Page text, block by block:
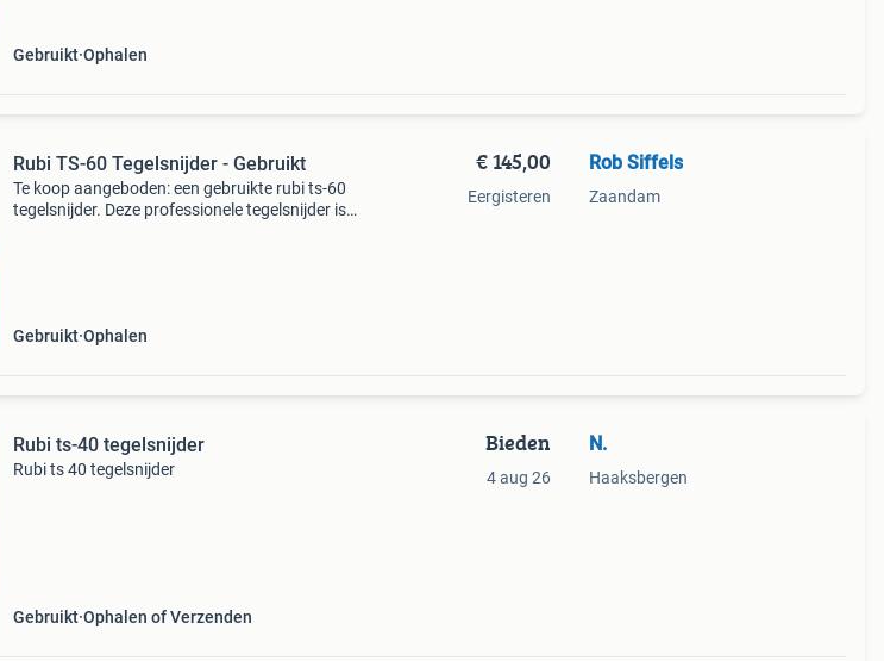
Gebruikt Ophalen
Rubi TS-60 Tegelsnijder - Gebruikt
Te koop aangeboden: een gebruikte rubi ts-60
tegelsnijder. Deze professionele tegelsnijder is
Gebruikt Ophalen
€ 145,00
Eergisteren
Rob Siffels
Zaandam
Rubi ts-40 tegelsnijder
Rubi ts 40 tegelsnijder
Gebruikt Ophalen of Verzenden
Bieden
4 aug 26
N.
Haaksbergen